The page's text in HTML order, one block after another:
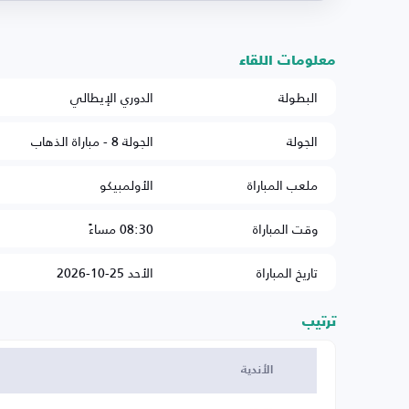
معلومات اللقاء
البطولة
الدوري الإيطالي
الجولة
الجولة 8 - مباراة الذهاب
ملعب المباراة
الأولمبيكو
وقت المباراة
08:30 مساءً
تاريخ المباراة
الأحد 25-10-2026
ترتيب
الأندية